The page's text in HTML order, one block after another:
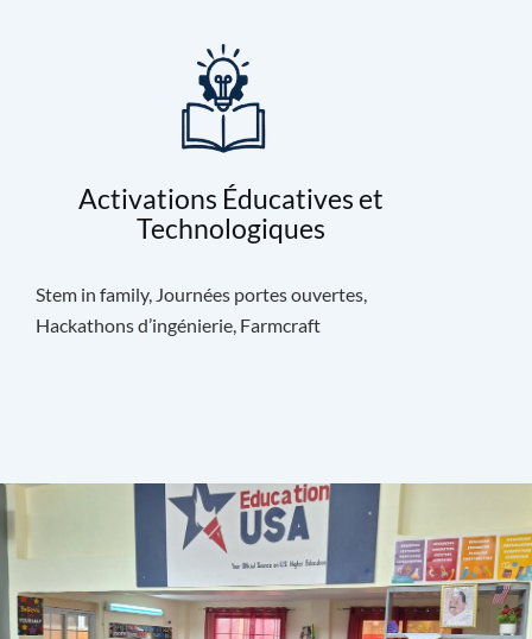
Activations Éducatives et
Technologiques
Stem in family, Journées portes ouvertes,
Hackathons d’ingénierie, Farmcraft